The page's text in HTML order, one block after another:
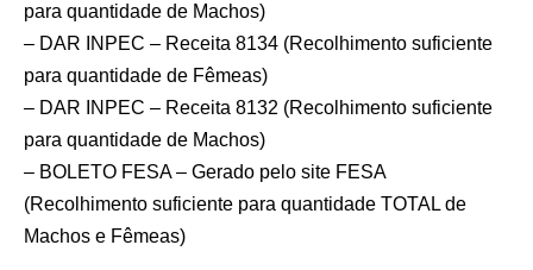
para quantidade de Machos)
– DAR INPEC – Receita 8134 (Recolhimento suficiente
para quantidade de Fêmeas)
– DAR INPEC – Receita 8132 (Recolhimento suficiente
para quantidade de Machos)
– BOLETO FESA – Gerado pelo site FESA
(Recolhimento suficiente para quantidade TOTAL de
Machos e Fêmeas)